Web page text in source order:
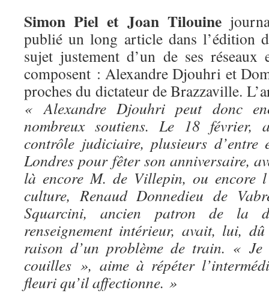
Simon Piel et Joan Tilouine
publié un long article dans l’édition
sujet justement d’un de ses
composent : Alexandre Djouhri et
proches du dictateur de Brazzaville.
« Alexandre Djouhri peut donc
nombreux soutiens. Le 18 février,
contrôle judiciaire, plusieurs d’entre
Londres pour fêter son anniversaire,
là encore M. de Villepin, ou encore
culture, Renaud Donnedieu de
Squarcini, ancien patron de la
renseignement intérieur, avait, lui,
raison d’un problème de train. «
couilles », aime à répéter
fleuri qu’il affectionne. »